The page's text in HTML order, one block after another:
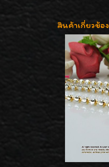
สินค้าเกี่ยวข้อง